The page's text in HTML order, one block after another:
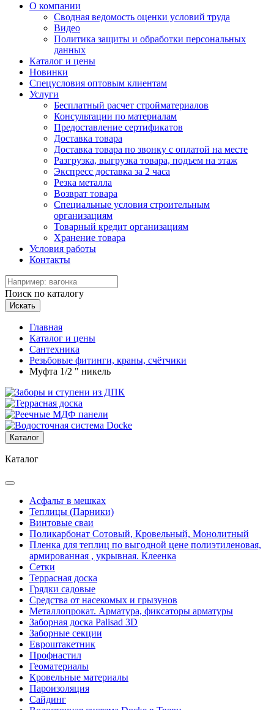
О компании
Сводная ведомость оценки условий труда
Видео
Политика защиты и обработки персональных
данных
Каталог и цены
Новинки
Спецусловия оптовым клиентам
Услуги
Бесплатный расчет стройматериалов
Консультации по материалам
Предоставление сертификатов
Доставка товара
Доставка товара по звонку с оплатой на месте
Разгрузка, выгрузка товара, подъем на этаж
Экспресс доставка за 2 часа
Резка металла
Возврат товара
Специальные условия строительным
организациям
Товарный кредит организациям
Хранение товара
Условия работы
Контакты
Поиск по каталогу
Искать
Главная
Каталог и цены
Сантехника
Резьбовые фитинги, краны, счётчики
Муфта 1/2 " никель
Каталог
Каталог
Асфальт в мешках
Теплицы (Парники)
Винтовые сваи
Поликарбонат Сотовый, Кровельный, Монолитный
Пленка для теплиц по выгодной цене полиэтиленовая,
армированная , укрывная. Клеенка
Сетки
Террасная доска
Грядки садовые
Средства от насекомых и грызунов
Металлопрокат. Арматура, фиксаторы арматуры
Заборная доска Palisad 3D
Заборные секции
Евроштакетник
Профнастил
Геоматериалы
Кровельные материалы
Пароизоляция
Сайдинг